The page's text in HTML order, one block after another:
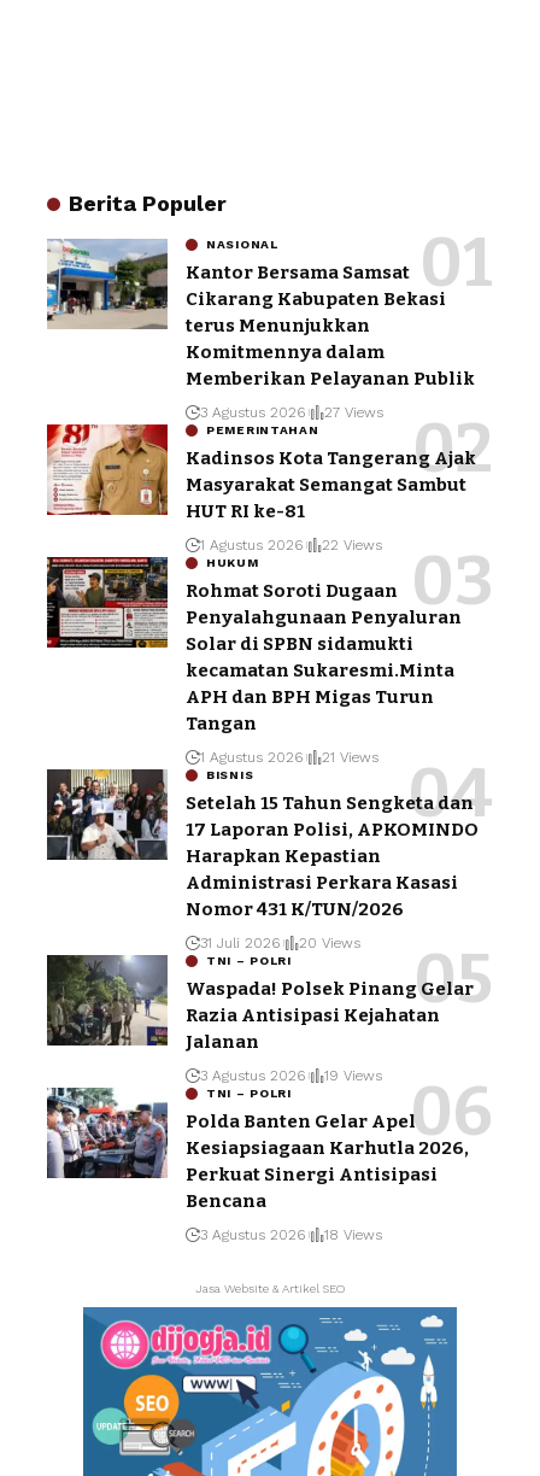
Berita Populer
NASIONAL
Kantor Bersama Samsat
Cikarang Kabupaten Bekasi
terus Menunjukkan
Komitmennya dalam
Memberikan Pelayanan Publik
3 Agustus 2026 27 Views
PEMERINTAHAN
Kadinsos Kota Tangerang Ajak
Masyarakat Semangat Sambut
HUT RI ke-81
1 Agustus 2026 22 Views
HUKUM
Rohmat Soroti Dugaan
Penyalahgunaan Penyaluran
Solar di SPBN sidamukti
kecamatan Sukaresmi.Minta
APH dan BPH Migas Turun
Tangan
1 Agustus 2026 21 Views
BISNIS
Setelah 15 Tahun Sengketa dan
17 Laporan Polisi, APKOMINDO
Harapkan Kepastian
Administrasi Perkara Kasasi
Nomor 431 K/TUN/2026
31 Juli 2026 20 Views
TNI – POLRI
Waspada! Polsek Pinang Gelar
Razia Antisipasi Kejahatan
Jalanan
3 Agustus 2026 19 Views
TNI – POLRI
Polda Banten Gelar Apel
Kesiapsiagaan Karhutla 2026,
Perkuat Sinergi Antisipasi
Bencana
3 Agustus 2026 18 Views
Jasa Website & Artikel SEO